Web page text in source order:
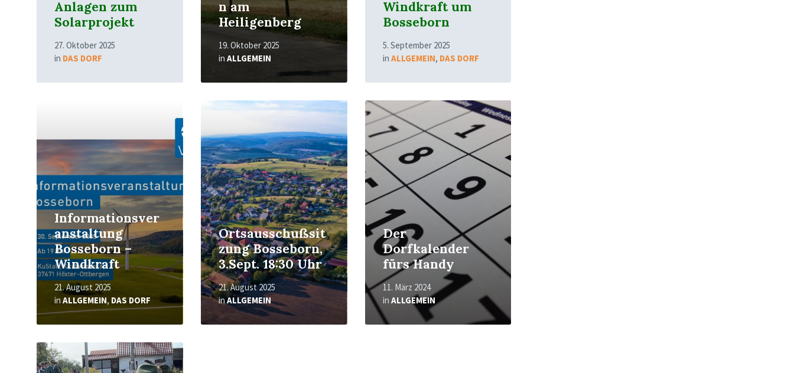
Anlagen zum
Solarprojekt
27. Oktober 2025
in DAS DORF
n am
Heiligenberg
19. Oktober 2025
in ALLGEMEIN
Windkraft um
Bosseborn
5. September 2025
in ALLGEMEIN, DAS DORF
Informationsver
anstaltung
Bosseborn –
Windkraft
21. August 2025
in ALLGEMEIN, DAS DORF
Ortsausschußsit
zung Bosseborn,
3.Sept. 18:30 Uhr
21. August 2025
inALLGEMEIN
Der
Dorfkalender
fürs Handy
11. März 2024
in ALLGEMEIN
Read
More
Read
More